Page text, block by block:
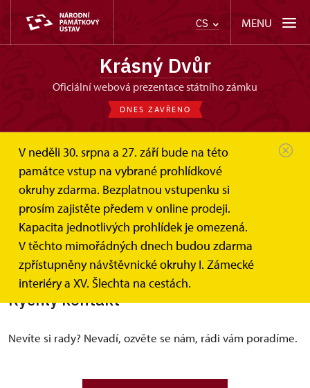
CS MENU
Krásný Dvůr
oficiální webová prezentace státního zámku
DNES ZAVŘENO
V neděli 30. srpna a 27. září bude na této
památce vstup na vybrané prohlídkové
okruhy zdarma. Bezplatnou vstupenku si
prosím zajistěte předem v online prodeji.
Kapacita jednotlivých prohlídek je omezená.
V těchto mimořádných dnech budou zdarma
zpřístupněny návštěvnické okruhy I. Zámecké
interiéry a XV. Šlechta na cestách.
Dětský den
1. 6. 2013
Rychlý kontakt
Nevíte si rady? Nevadí, ozvěte se nám, rádi vám poradíme.